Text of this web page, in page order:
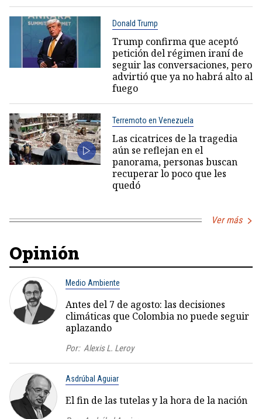
Donald Trump
Trump confirma que aceptó
petición del régimen iraní de
seguir las conversaciones, pero
advirtió que ya no habrá alto al
fuego
Terremoto en Venezuela
Las cicatrices de la tragedia
aún se reflejan en el
panorama, personas buscan
recuperar lo poco que les
quedó
Ver más
Opinión
Medio Ambiente
Antes del 7 de agosto: las decisiones
climáticas que Colombia no puede seguir
aplazando
Por: Alexis L. Leroy
Asdrúbal Aguiar
El fin de las tutelas y la hora de la nación